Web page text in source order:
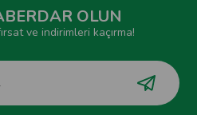
OLUN
ve indirimleri kaçırma!